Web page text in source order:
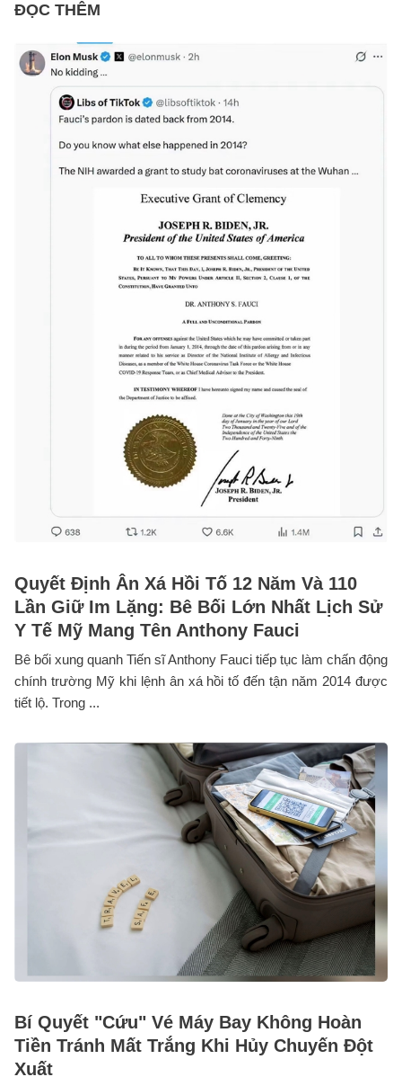
ĐỌC THÊM
Quyết Định Ân Xá Hồi Tố 12 Năm Và 110
Lần Giữ Im Lặng: Bê Bối Lớn Nhất Lịch Sử
Y Tế Mỹ Mang Tên Anthony Fauci
Bê bối xung quanh Tiến sĩ Anthony Fauci tiếp tục làm chấn động
chính trường Mỹ khi lệnh ân xá hồi tố đến tận năm 2014 được
tiết lộ. Trong ...
Bí Quyết "Cứu" Vé Máy Bay Không Hoàn
Tiền Tránh Mất Trắng Khi Hủy Chuyến Đột
Xuất